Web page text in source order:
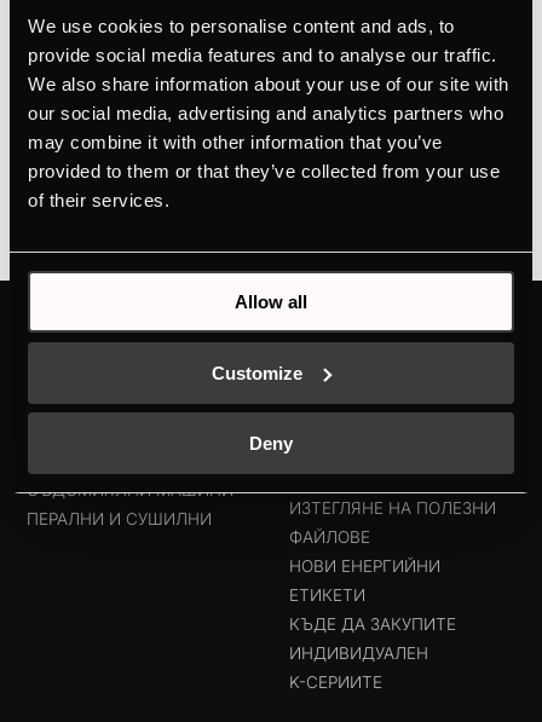
We use cookies to personalise content and ads, to
provide social media features and to analyse our traffic.
We also share information about your use of our site with
our social media, advertising and analytics partners who
may combine it with other information that you’ve
provided to them or that they’ve collected from your use
of their services.
Allow all
Customize
Deny
поставяне на бял или черен стъклен преден панел
(вижте допълнителните аксесоари)Възможност за
поставяне на мебелен преден панелВъзможност за
поставяне на дизайнерска лайсна (вижте...
1 2 »
ПРОДУКТИ
ГОТВАРСКИ ПЛОТОВЕ
СЪДОМИЯЛНИ МАШИНИ
ПЕРАЛНИ И СУШИЛНИ
ЗАПОЗНАЙТЕ СЕ С
KÜPPERSBUSCH ПО СВЕТА
ИСТОРИЯТА
ИЗТЕГЛЯНЕ НА ПОЛЕЗНИ
ФАЙЛОВЕ
НОВИ ЕНЕРГИЙНИ
ЕТИКЕТИ
КЪДЕ ДА ЗАКУПИТЕ
ИНДИВИДУАЛЕН
K-СЕРИИТЕ